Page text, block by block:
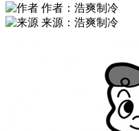
作者：浩爽制冷
来源：浩爽制冷